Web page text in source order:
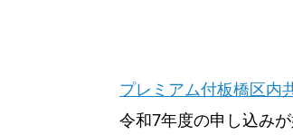
プレミアム付板橋区内
令和7年度の申し込みが